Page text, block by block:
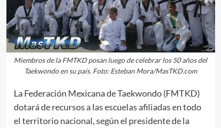
Miembros de la FMTKD posan luego de celebrar los 50 años del
Taekwondo en su país. Foto: Esteban Mora/MasTKD.com
La Federación Mexicana de Taekwondo (FMTKD)
dotará de recursos a las escuelas afiliadas en todo
el territorio nacional, según el presidente de la